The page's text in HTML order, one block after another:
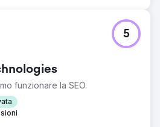
funzionare la SEO.
5